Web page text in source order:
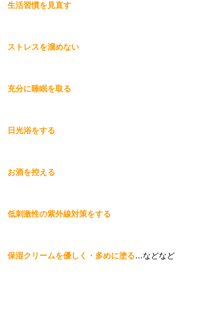
生活習慣を見直す
ストレスを溜めない
充分に睡眠を取る
日光浴をする
お酒を控える
低刺激性の紫外線対策をする
保湿クリームを優しく・多めに塗る…などなど